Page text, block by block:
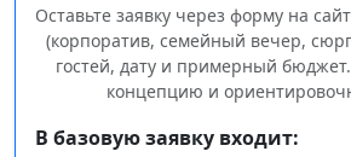
Оставьте заявку через форму на
(корпоратив, семейный вечер,
гостей, дату и примерный
концепцию и
В базовую заявку входит: